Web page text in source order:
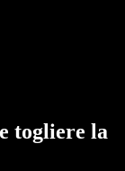
togliere la